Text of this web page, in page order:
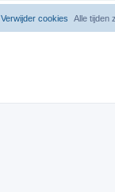
Alle tijden
Verwijder cookies